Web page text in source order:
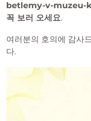
betlemy-v-muzeu-
꼭 보러 오세요.
여러분의 호의에 감사
다.